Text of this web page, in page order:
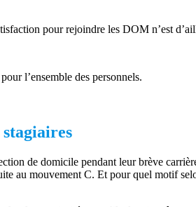
pour rejoindre les DOM n’est
l’ensemble des personnels.
de domicile pendant leur brève
au mouvement C. Et pour quel motif